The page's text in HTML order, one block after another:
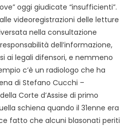
oggi giudicate “insufficienti”.
videoregistrazioni delle letture
nella consultazione
dell’informazione,
ai legali difensori, e nemmeno
c’è un radiologo che ha
di Stefano Cucchi –
Corte d’Assise di primo
schiena quando il 31enne era
fatto che alcuni blasonati periti